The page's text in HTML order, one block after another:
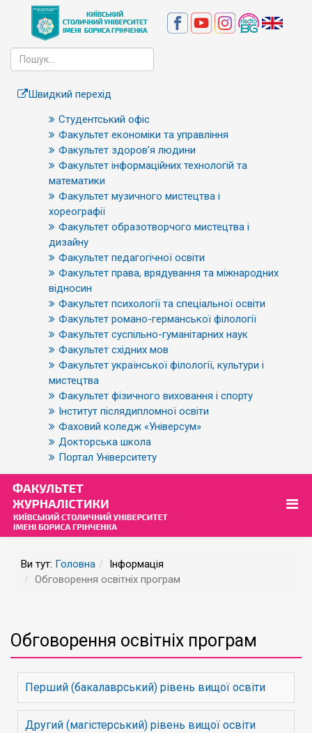
Швидкий перехід
Студентський офіс
Факультет економіки та управління
Факультет здоров’я людини
Факультет інформаційних технологій та
математики
Факультет музичного мистецтва і
хореографії
Факультет образотворчого мистецтва і
дизайну
Факультет педагогічної освіти
Факультет права, врядування та міжнародних
відносин
Факультет психології та спеціальної освіти
Факультет романо-германської філології
Факультет суспільно-гуманітарних наук
Факультет східних мов
Факультет української філології, культури і
мистецтва
Факультет фізичного виховання і спорту
Інститут післядипломної освіти
Фаховий коледж «Універсум»
Докторська школа
Портал Університету
Ви тут: Головна
Інформація
Обговорення освітніх програм
Обговорення освітніх програм
Перший (бакалаврський) рівень вищої освіти
Другий (магістерський) рівень вищої освіти